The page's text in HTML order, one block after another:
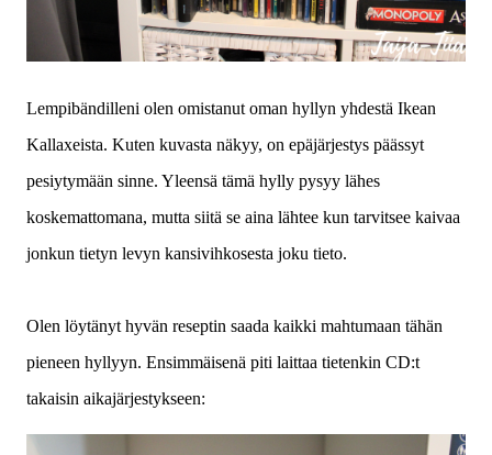
Lempibändilleni olen omistanut oman hyllyn yhdestä Ikean
Kallaxeista. Kuten kuvasta näkyy, on epäjärjestys päässyt
pesiytymään sinne. Yleensä tämä hylly pysyy lähes
koskemattomana, mutta siitä se aina lähtee kun tarvitsee kaivaa
jonkun tietyn levyn kansivihkosesta joku tieto.
Olen löytänyt hyvän reseptin saada kaikki mahtumaan tähän
pieneen hyllyyn. Ensimmäisenä piti laittaa tietenkin CD:t
takaisin aikajärjestykseen: